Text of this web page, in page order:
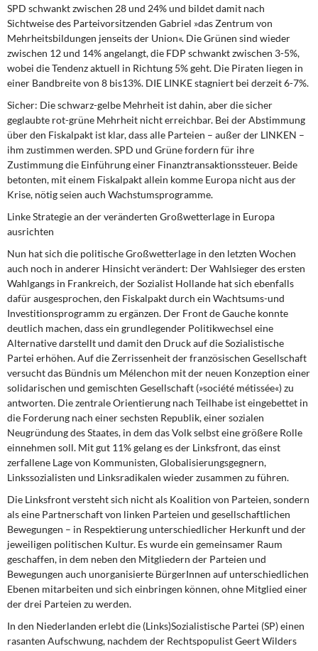
SPD schwankt zwischen 28 und 24% und bildet damit nach
Sichtweise des Parteivorsitzenden Gabriel »das Zentrum von
Mehrheitsbildungen jenseits der Union«. Die Grünen sind wieder
zwischen 12 und 14% angelangt, die FDP schwankt zwischen 3-5%,
wobei die Tendenz aktuell in Richtung 5% geht. Die Piraten liegen in
einer Bandbreite von 8 bis13%. DIE LINKE stagniert bei derzeit 6-7%.
Sicher: Die schwarz-gelbe Mehrheit ist dahin, aber die sicher
geglaubte rot-grüne Mehrheit nicht erreichbar. Bei der Abstimmung
über den Fiskalpakt ist klar, dass alle Parteien – außer der LINKEN –
ihm zustimmen werden. SPD und Grüne fordern für ihre
Zustimmung die Einführung einer Finanztransaktionssteuer. Beide
betonten, mit einem Fiskalpakt allein komme Europa nicht aus der
Krise, nötig seien auch Wachstumsprogramme.
Linke Strategie an der veränderten Großwetterlage in Europa
ausrichten
Nun hat sich die politische Großwetterlage in den letzten Wochen
auch noch in anderer Hinsicht verändert: Der Wahlsieger des ersten
Wahlgangs in Frankreich, der Sozialist Hollande hat sich ebenfalls
dafür ausgesprochen, den Fiskalpakt durch ein Wachtsums-und
Investitionsprogramm zu ergänzen. Der Front de Gauche konnte
deutlich machen, dass ein grundlegender Politikwechsel eine
Alternative darstellt und damit den Druck auf die Sozialistische
Partei erhöhen. Auf die Zerrissenheit der französischen Gesellschaft
versucht das Bündnis um Mélenchon mit der neuen Konzeption einer
solidarischen und gemischten Gesellschaft (»société métissée«) zu
antworten. Die zentrale Orientierung nach Teilhabe ist eingebettet in
die Forderung nach einer sechsten Republik, einer sozialen
Neugründung des Staates, in dem das Volk selbst eine größere Rolle
einnehmen soll. Mit gut 11% gelang es der Linksfront, das einst
zerfallene Lage von Kommunisten, Globalisierungsgegnern,
Linkssozialisten und Linksradikalen wieder zusammen zu führen.
Die Linksfront versteht sich nichtals Koalition von Parteien, sondern
als eine Partnerschaft von linken Parteien und gesellschaftlichen
Bewegungen – in Respektierung unterschiedlicher Herkunft und der
jeweiligen politischen Kultur. Es wurde ein gemeinsamer Raum
geschaffen, in dem neben den Mitgliedern der Parteien und
Bewegungen auch unorganisierte BürgerInnen auf unterschiedlichen
Ebenen mitarbeiten und sich einbringen können, ohne Mitglied einer
der drei Parteien zu werden.
In den Niederlanden erlebt die (Links)Sozialistische Partei (SP)einen
rasanten Aufschwung, nachdem der Rechtspopulist Geert Wilders